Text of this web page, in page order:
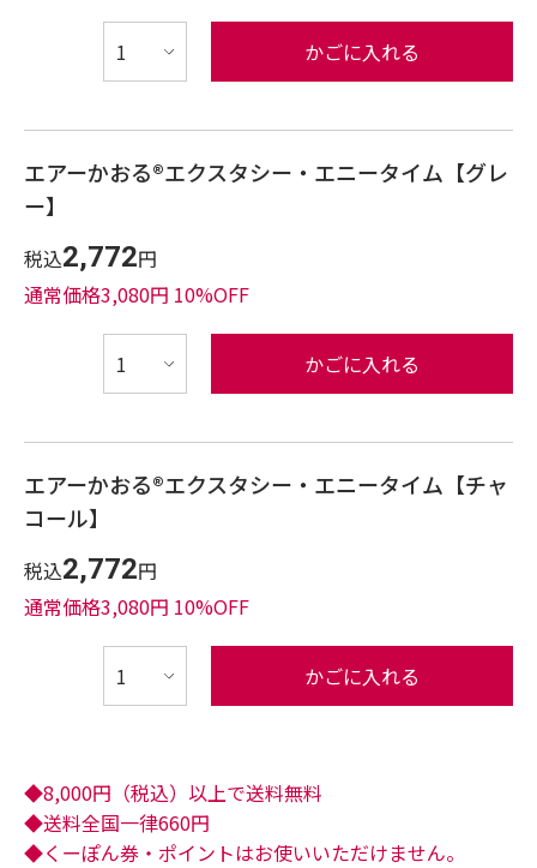
かごに入れる
エアーかおる®︎エクスタシー・エニータイム【グレ
ー】
税込2,772円
通常価格3,080円 10%OFF
かごに入れる
エアーかおる®︎エクスタシー・エニータイム【チャ
コール】
税込2,772円
通常価格3,080円 10%OFF
かごに入れる
◆8,000円（税込）以上で送料無料
◆送料全国一律660円
◆くーぽん券・ポイントはお使いいただけません。